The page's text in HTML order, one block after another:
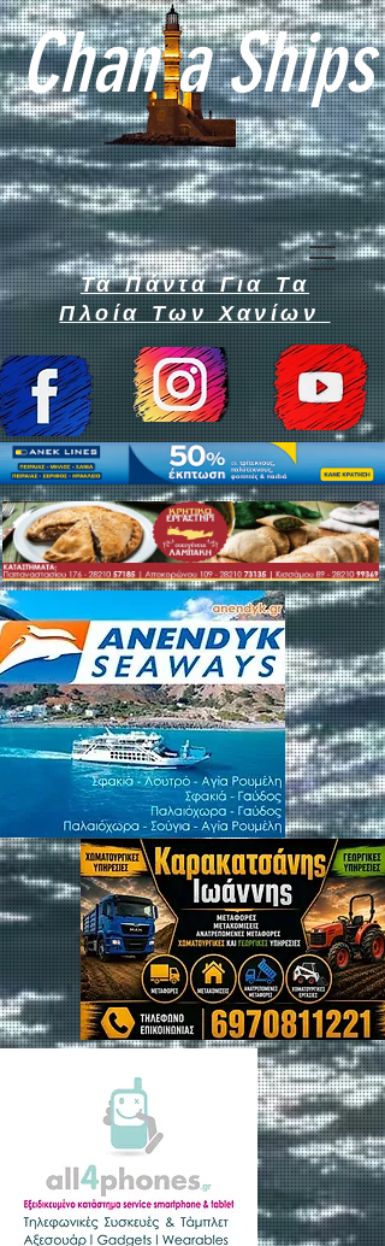
Chan a Ships
Τα Πάντα Για Τα
Πλοία Των Χανίων